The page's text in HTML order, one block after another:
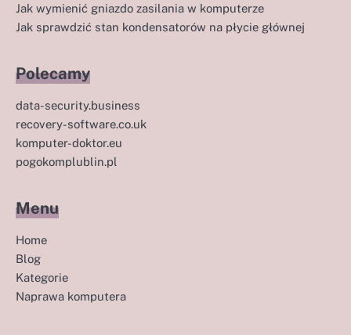
Jak wymienić gniazdo zasilania w komputerze
Jak sprawdzić stan kondensatorów na płycie głównej
Polecamy
data-security.business
recovery-software.co.uk
komputer-doktor.eu
pogokomplublin.pl
Menu
Home
Blog
Kategorie
Naprawa komputera